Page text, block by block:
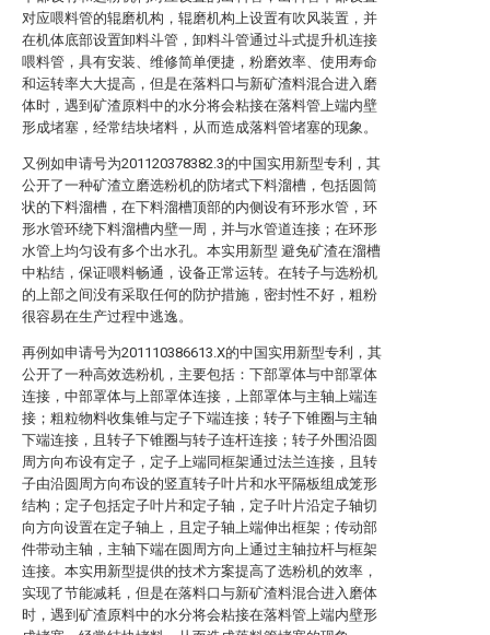
对应喂料管的辊磨机构，辊磨机构上设置有吹风装置，并
在机体底部设置卸料斗管，卸料斗管通过斗式提升机连接
喂料管，具有安装、维修简单便捷，粉磨效率、使用寿命
和运转率大大提高，但是在落料口与新矿渣料混合进入磨
体时，遇到矿渣原料中的水分将会粘接在落料管上端内壁
形成堵塞，经常结块堵料，从而造成落料管堵塞的现象。
又例如申请号为201120378382.3的中国实用新型专利，其
公开了一种矿渣立磨选粉机的防堵式下料溜槽，包括圆筒
状的下料溜槽，在下料溜槽顶部的内侧设有环形水管，环
形水管环绕下料溜槽内壁一周，并与水管道连接；在环形
水管上均匀设有多个出水孔。本实用新型 避免矿渣在溜槽
中粘结，保证喂料畅通，设备正常运转。在转子与选粉机
的上部之间没有采取任何的防护措施，密封性不好，粗粉
很容易在生产过程中逃逸。
再例如申请号为201110386613.X的中国实用新型专利，其
公开了一种高效选粉机，主要包括：下部罩体与中部罩体
连接，中部罩体与上部罩体连接，上部罩体与主轴上端连
接；粗粒物料收集锥与定子下端连接；转子下锥圈与主轴
下端连接，且转子下锥圈与转子连杆连接；转子外围沿圆
周方向布设有定子，定子上端同框架通过法兰连接，且转
子由沿圆周方向布设的竖直转子叶片和水平隔板组成笼形
结构；定子包括定子叶片和定子轴，定子叶片沿定子轴切
向方向设置在定子轴上，且定子轴上端伸出框架；传动部
件带动主轴，主轴下端在圆周方向上通过主轴拉杆与框架
连接。本实用新型提供的技术方案提高了选粉机的效率，
实现了节能减耗，但是在落料口与新矿渣料混合进入磨体
时，遇到矿渣原料中的水分将会粘接在落料管上端内壁形